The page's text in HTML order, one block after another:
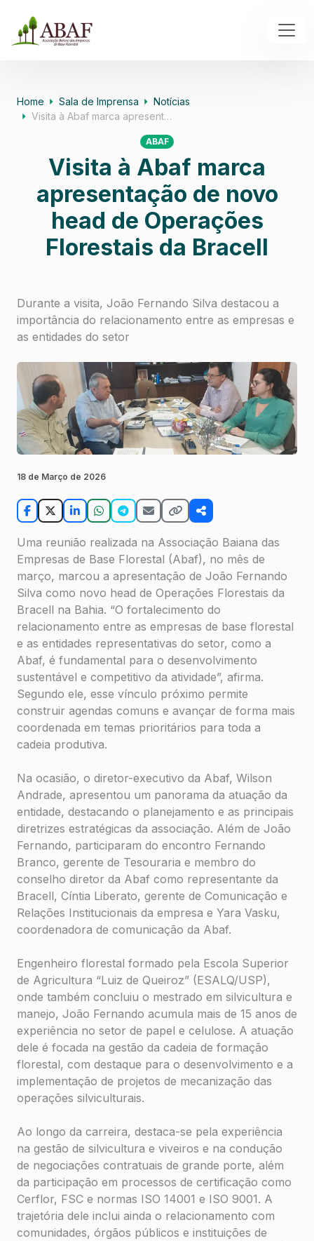
Home Sala de Imprensa
Notícias
Visita à Abaf marca apresent…
ABAF
Visita à Abaf marca
apresentação de novo
head de Operações
Florestais da Bracell
Durante a visita, João Fernando Silva destacou a
importância do relacionamento entre as empresas e
as entidades do setor
18 de Março de 2026
Uma reunião realizada na Associação Baiana das
Empresas de Base Florestal (Abaf), no mês de
março, marcou a apresentação de João Fernando
Silva como novo head de Operações Florestais da
Bracell na Bahia. “O fortalecimento do
relacionamento entre as empresas de base florestal
e as entidades representativas do setor, como a
Abaf, é fundamental para o desenvolvimento
sustentável e competitivo da atividade”, afirma.
Segundo ele, esse vínculo próximo permite
construir agendas comuns e avançar de forma mais
coordenada em temas prioritários para toda a
cadeia produtiva.
Na ocasião, o diretor-executivo da Abaf, Wilson
Andrade, apresentou um panorama da atuação da
entidade, destacando o planejamento e as principais
diretrizes estratégicas da associação. Além de João
Fernando, participaram do encontro Fernando
Branco, gerente de Tesouraria e membro do
conselho diretor da Abaf como representante da
Bracell, Cíntia Liberato, gerente de Comunicação e
Relações Institucionais da empresa e Yara Vasku,
coordenadora de comunicação da Abaf.
Engenheiro florestal formado pela Escola Superior
de Agricultura “Luiz de Queiroz” (ESALQ/USP),
onde também concluiu o mestrado em silvicultura e
manejo, João Fernando acumula mais de 15 anos de
experiência no setor de papel e celulose. A atuação
dele é focada na gestão da cadeia de formação
florestal, com destaque para o desenvolvimento e a
implementação de projetos de mecanização das
operações silviculturais.
Ao longo da carreira, destaca-se pela experiência
na gestão de silvicultura e viveiros e na condução
de negociações contratuais de grande porte, além
da participação em processos de certificação como
Cerflor, FSC e normas ISO 14001 e ISO 9001. A
trajetória dele inclui ainda o relacionamento com
comunidades, órgãos públicos e instituições de